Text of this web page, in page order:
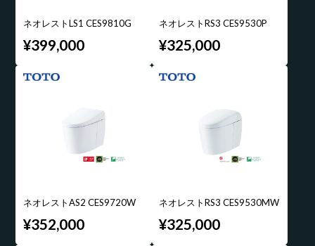
ネオレストLS1 CES9810G
¥399,000
ネオレストRS3 CES9530P
¥325,000
ネオレストAS2 CES9720W
¥352,000
ネオレストRS3 CES9530MW
¥325,000